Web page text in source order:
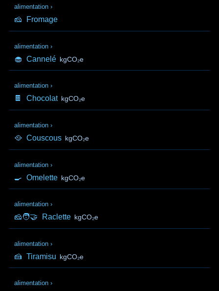
alimentation ›
🧀 Fromage
alimentation ›
🧁 Cannelé kgCO₂e
alimentation ›
🍫 Chocolat kgCO₂e
alimentation ›
🥘 Couscous kgCO₂e
alimentation ›
🍳 Omelette kgCO₂e
alimentation ›
🧀🧑‍🤝‍ Raclette kgCO₂e
alimentation ›
🍰 Tiramisu kgCO₂e
alimentation ›